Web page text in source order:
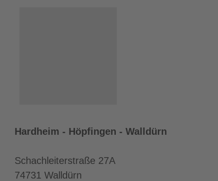
Hardheim - Höpfingen - Walldürn
Schachleiterstraße 27A
74731 Walldürn